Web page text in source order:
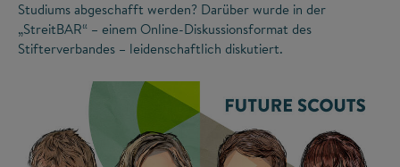
Studiums abgeschafft werden? Darüber wurde in der
„StreitBAR“ – einem Online-Diskussionsformat des
Stifterverbandes – leidenschaftlich diskutiert.